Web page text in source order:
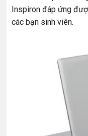
Inspiron đáp ứng
các bạn sinh viên.